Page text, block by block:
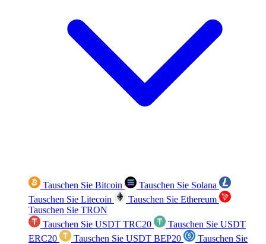
Tauschen Sie Bitcoin
Tauschen Sie Solana
Tauschen Sie Litecoin
Tauschen Sie Ethereum
Tauschen Sie TRON
Tauschen Sie USDT TRC20
Tauschen Sie USDT
ERC20
Tauschen Sie USDT BEP20
Tauschen Sie